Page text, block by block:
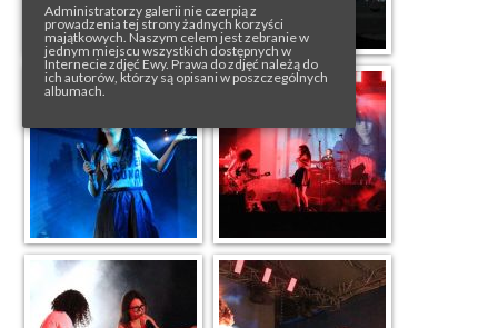
Administratorzy galerii nie czerpią z
prowadzenia tej strony żadnych korzyści
majątkowych. Naszym celem jest zebranie w
jednym miejscu wszystkich dostępnych w
Internecie zdjęć Ewy. Prawa do zdjęć należą do
ich autorów, którzy są opisani w poszczególnych
albumach.